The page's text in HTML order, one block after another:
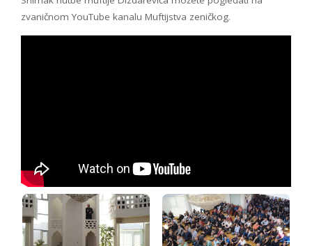
zvaničnom YouTube kanalu Muftijstva zeničkog.